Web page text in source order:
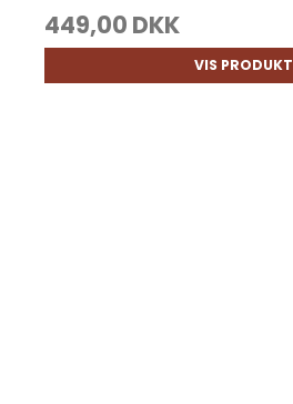
449,00 DKK
VIS PRODUKT